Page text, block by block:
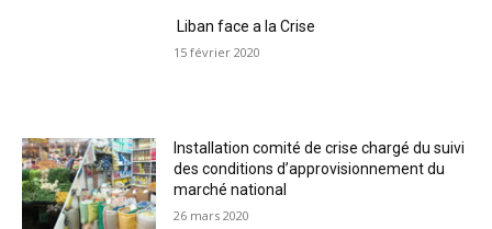
Liban face a la Crise
15 février 2020
Installation comité de crise chargé du suivi
des conditions d’approvisionnement du
marché national
26 mars 2020